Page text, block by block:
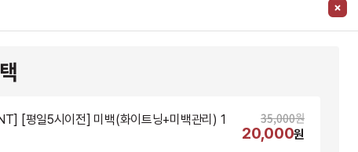
[평일5시이전] 미백(화이트닝+미백관리) 1
35,000원
20,000원